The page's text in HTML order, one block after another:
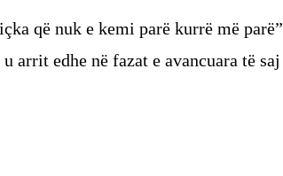
që nuk e kemi parë kurrë më parë”
edhe në fazat e avancuara të saj